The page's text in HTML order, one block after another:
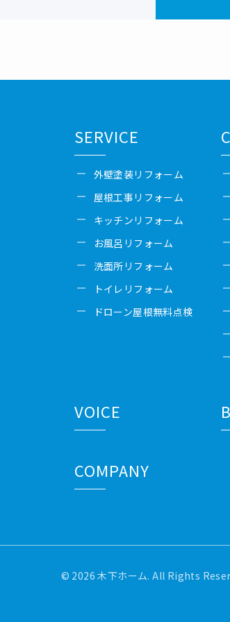
SERVICE
外壁塗装リフォーム
屋根工事リフォーム
キッチンリフォーム
お風呂リフォーム
洗面所リフォーム
トイレリフォーム
ドローン屋根無料点検
VOICE
COMPANY
© 2026 木下ホーム. All Rights